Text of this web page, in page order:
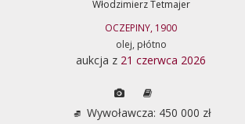
Włodzimierz Tetmajer
OCZEPINY, 1900
olej, płótno
aukcja z 21 czerwca 2026
Wywoławcza: 450 000 zł